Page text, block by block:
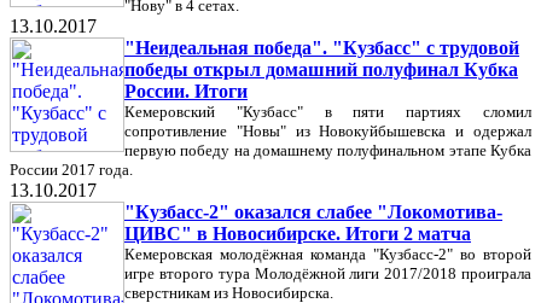
"Нову" в 4 сетах.
13.10.2017
"Неидеальная победа". "Кузбасс" с трудовой
победы открыл домашний полуфинал Кубка
России. Итоги
Кемеровский "Кузбасс" в пяти партиях сломил
сопротивление "Новы" из Новокуйбышевска и одержал
первую победу на домашнему полуфинальном этапе Кубка
России 2017 года.
13.10.2017
"Кузбасс-2" оказался слабее "Локомотива-
ЦИВС" в Новосибирске. Итоги 2 матча
Кемеровская молодёжная команда "Кузбасс-2" во второй
игре второго тура Молодёжной лиги 2017/2018 проиграла
сверстникам из Новосибирска.